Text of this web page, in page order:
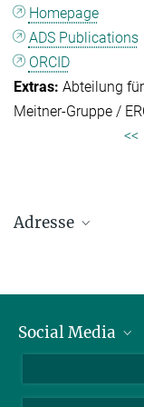
Homepage
ADS Publications
ORCID
Abteilung
Meitner-Gruppe /
<<
Adresse
Telefon: +49 551 384
E-Mail:
Social Media